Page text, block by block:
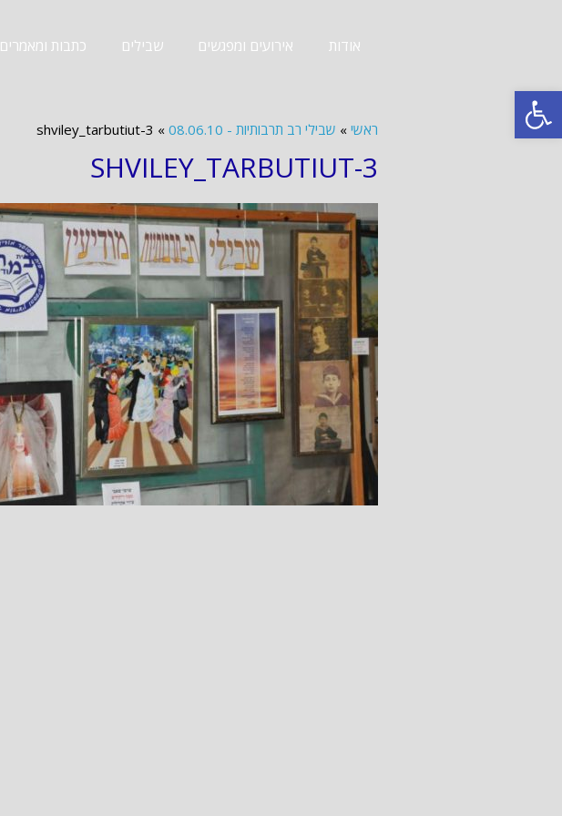
פתח סרגל נגישות
אודות אירועים ומפגשים שבילים כתבות ומאמרים
ראשי » שבילי רב תרבותיות - 08.06.10 »
shviley_tarbutiut-3
SHVILEY_TARBUTIUT-3